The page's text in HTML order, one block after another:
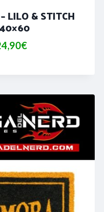
LILO & STITCH
29,90€.
€Il
è:
24,90€.